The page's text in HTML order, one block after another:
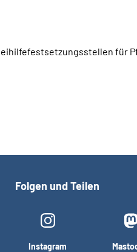
für
Folgen und Teilen
Instagram